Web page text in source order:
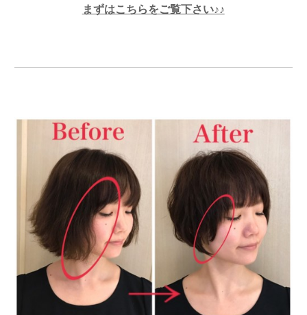
まずはこちらをご覧下さい♪♪